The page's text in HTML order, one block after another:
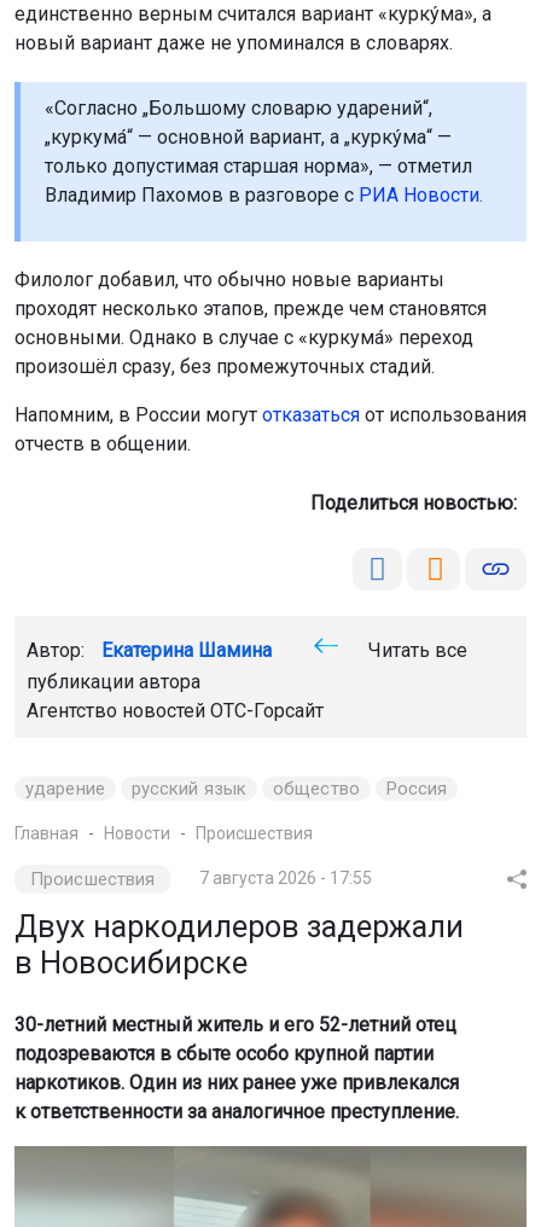
единственно верным считался вариант «курку́ма», а
новый вариант даже не упоминался в словарях.
«Согласно „Большому словарю ударений“,
„куркума́“ — основной вариант, а „курку́ма“ —
только допустимая старшая норма», — отметил
Владимир Пахомов в разговоре с РИА Новости.
Филолог добавил, что обычно новые варианты
проходят несколько этапов, прежде чем становятся
основными. Однако в случае с «куркума́» переход
произошёл сразу, без промежуточных стадий.
Напомним, в России могут отказаться от использования
отчеств в общении.
Поделиться новостью:
Автор: Екатерина Шамина
Читать все
публикации автора
Агентство новостей ОТС-Горсайт
ударение русский язык общество Россия
Главная Новости Происшествия
Происшествия 7 августа 2026 - 17:55
Двух наркодилеров задержали
в Новосибирске
30-летний местный житель и его 52-летний отец
подозреваются в сбыте особо крупной партии
наркотиков. Один из них ранее уже привлекался
к ответственности за аналогичное преступление.